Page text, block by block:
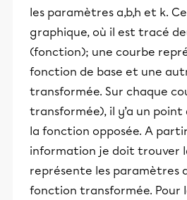
les paramètres a,b,h et k.
graphique, où il est tracé
(fonction); une courbe
fonction de base et une
transformée. Sur chaque
transformée), il y’a un
la fonction opposée. A
information je doit trouver
représente les paramètres
fonction transformée. Pour